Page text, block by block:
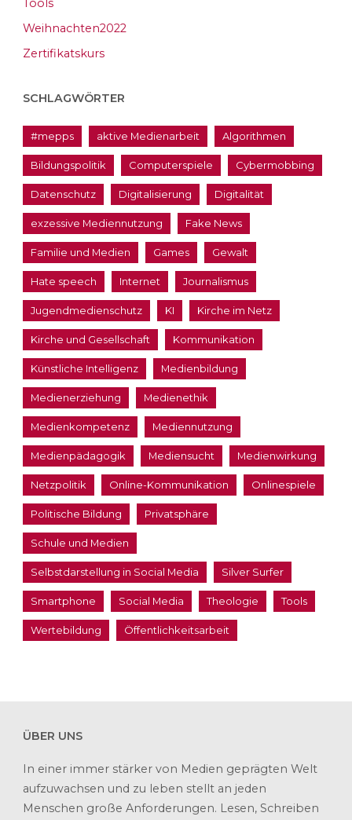
Tools
Weihnachten2022
Zertifikatskurs
SCHLAGWÖRTER
#mepps aktive Medienarbeit Algorithmen
Bildungspolitik Computerspiele Cybermobbing
Datenschutz Digitalisierung Digitalität
exzessive Mediennutzung Fake News
Familie und Medien Games Gewalt
Hate speech Internet Journalismus
Jugendmedienschutz KI Kirche im Netz
Kirche und Gesellschaft Kommunikation
Künstliche Intelligenz Medienbildung
Medienerziehung Medienethik
Medienkompetenz Mediennutzung
Medienpädagogik Mediensucht Medienwirkung
Netzpolitik Online-Kommunikation Onlinespiele
Politische Bildung Privatsphäre
Schule und Medien
Selbstdarstellung in Social Media Silver Surfer
Smartphone Social Media Theologie Tools
Wertebildung Öffentlichkeitsarbeit
ÜBER UNS
In einer immer stärker von Medien geprägten Welt
aufzuwachsen und zu leben stellt an jeden
Menschen große Anforderungen. Lesen, Schreiben